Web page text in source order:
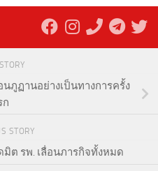
นภูฏานอย่างเป็นทางการครั้ง
ก
STORY
มิต รพ. เลื่อนภารกิจทั้งหมด